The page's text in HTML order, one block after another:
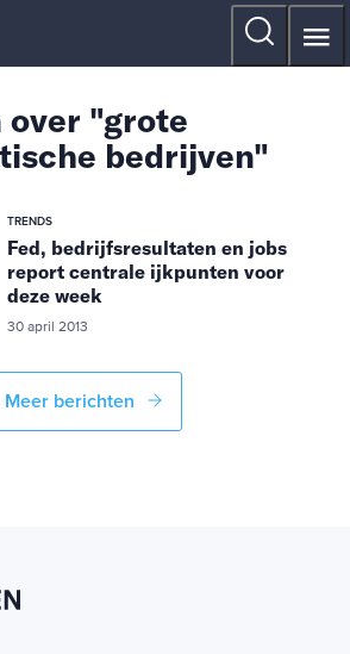
"grote
bedrijven"
TRENDS
Fed, bedrijfsresultaten en jobs
report centrale ijkpunten voor
deze week
30 april 2013
Meer berichten